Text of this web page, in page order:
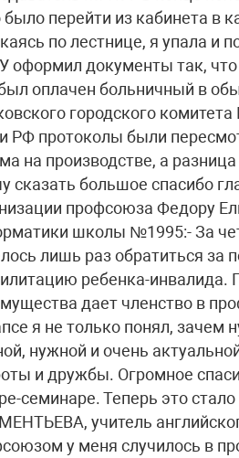
было перейти из кабинета в
по лестнице, я упала и
оформил документы так,
оплачен больничный в
городского
РФ протоколы были
на производстве, а
сказать большое спасибо
профсоюза Федору
школы №1995:- За
лишь раз обратиться за
ребенка-инвалида.
дает членство в
я не только понял,
нужной и очень
и дружбы. Огромное
семинаре. Теперь это
учитель
у меня случилось в